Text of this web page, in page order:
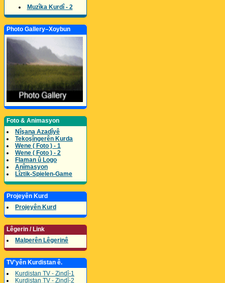
Muzîka Kurdî - 2
Photo Gallery–Xoybun
Foto & Animasyon
Nîşana Azadîyê
Tekoşîngerên Kurda
Wene ( Foto ) - 1
Wene ( Foto ) - 2
Flaman û Logo
Anîmasyon
Lîztik-Spielen-Game
Projeyên Kurd
Projeyên Kurd
Lêgerin / Link
Malperên Lêgerinê
TV'yên Kurdistan ê.
Kurdistan TV - Zindî-1
Kurdistan TV - Zindî-2